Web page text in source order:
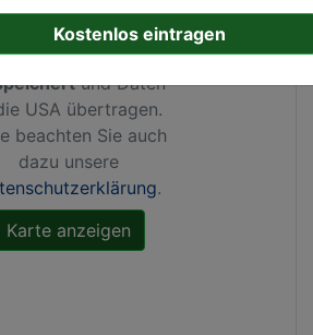
Maps Cookies
IhreIP-Adresse
und Daten
USA übertragen.
beachten Sie auch
dazu unsere
.
Kostenlos eintragen